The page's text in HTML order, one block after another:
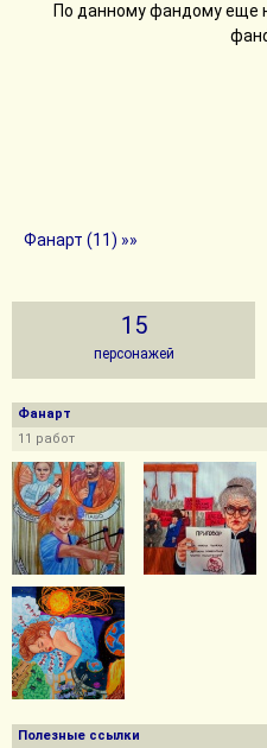
По данному фандому еще
Фанарт (11) »»
15
персонажей
Фанарт
11 работ
Полезные ссылки